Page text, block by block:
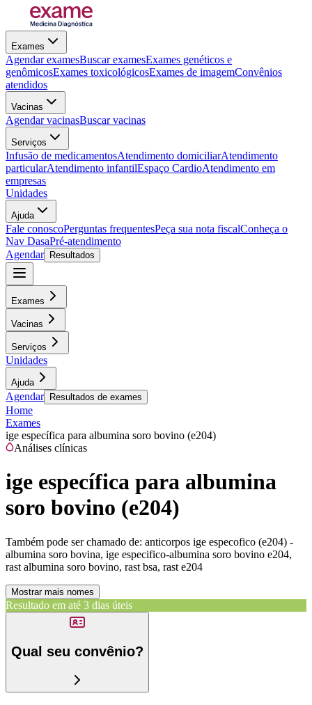
Exames
Agendar examesBuscar examesExames genéticos e
genômicosExames toxicológicosExames de imagemConvênios
atendidos
Vacinas
Agendar vacinasBuscar vacinas
Serviços
Infusão de medicamentosAtendimento domiciliarAtendimento
particularAtendimento infantilEspaço CardioAtendimento em
empresas
Unidades
Ajuda
Fale conoscoPerguntas frequentesPeça sua nota fiscalConheça o
Nav DasaPré-atendimento
Agendar
Resultados
Exames
Vacinas
Serviços
Unidades
Ajuda
Agendar Resultados de exames
Home
Exames
ige específica para albumina soro bovino (e204)
Análises clínicas
ige específica para albumina
soro bovino (e204)
Também pode ser chamado de: anticorpos ige especofico (e204) -
albumina soro bovina, ige especifico-albumina soro bovino e204,
rast albumina soro bovino, rast bsa, rast e204
Mostrar mais nomes
Resultado em até 3 dias úteis
Qual seu convênio?